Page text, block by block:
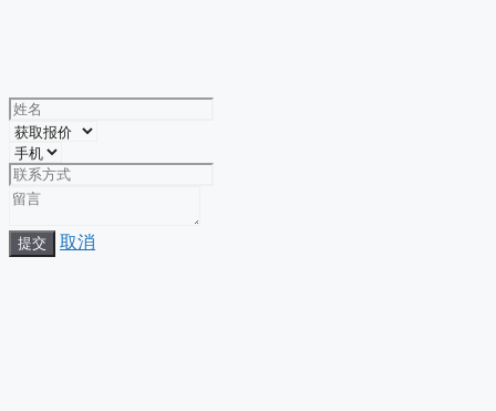
提交 取消